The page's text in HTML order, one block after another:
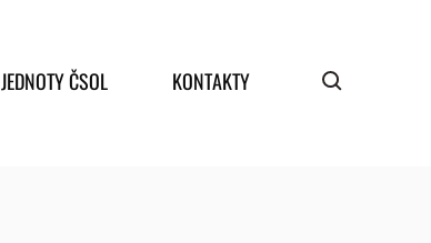
JEDNOTY ČSOL KONTAKTY